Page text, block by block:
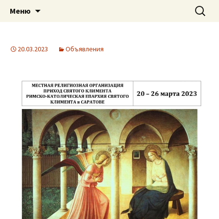
Римско-католическая
церковь в Саратове
Приход святого Климента
Меню Найти:
20.03.2023 Объявления